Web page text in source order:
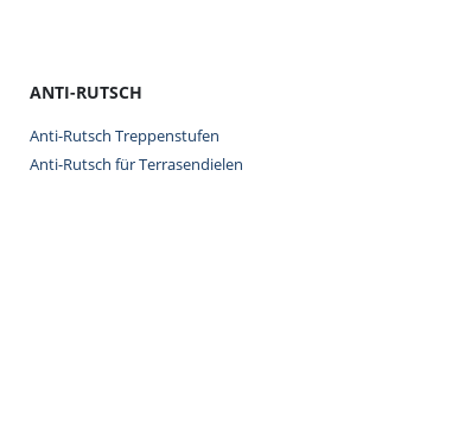
ANTI-RUTSCH
Anti-Rutsch Treppenstufen
Anti-Rutsch für Terrasendielen